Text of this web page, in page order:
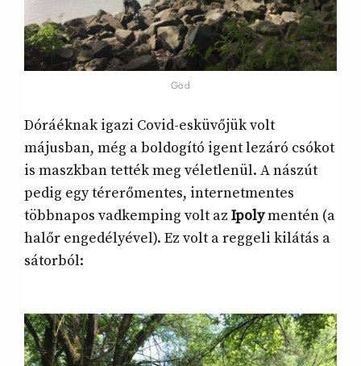
Göd
Dóráéknak igazi Covid-esküvőjük volt
májusban, még a boldogító igent lezáró csókot
is maszkban tették meg véletlenül. A nászút
pedig egy térerőmentes, internetmentes
többnapos vadkemping volt az Ipolymentén (a
halőr engedélyével). Ez volt a reggeli kilátás a
sátorból: